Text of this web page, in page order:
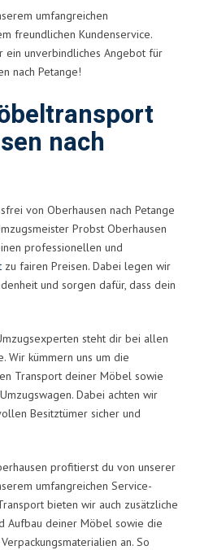
umfangreichen
freundlichen Kundenservice.
ein unverbindliches Angebot für
nach Petange!
nach
von Oberhausen nach Petange
Probst Oberhausen
professionellen und
zu fairen Preisen. Dabei legen wir
und sorgen dafür, dass dein
steht dir bei allen
Wir kümmern uns um die
Transport deiner Möbel sowie
Dabei achten wir
Besitztümer sicher und
profitierst du von unserer
umfangreichen Service-
bieten wir auch zusätzliche
Aufbau deiner Möbel sowie die
an. So